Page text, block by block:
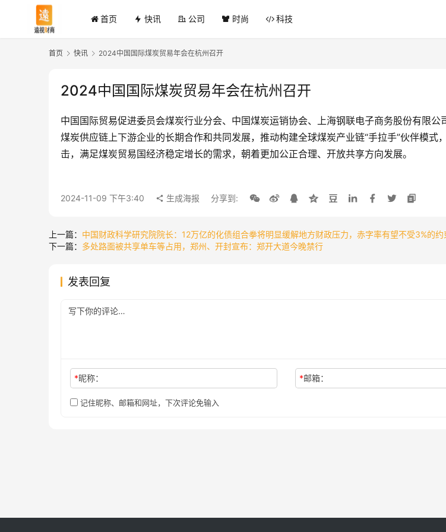
首页 快讯 公司 时尚 科技
首页 快讯 2024中国国际煤炭贸易年会在杭州召开
2024中国国际煤炭贸易年会在杭州召开
中国国际贸易促进委员会煤炭行业分会、中国煤炭运销协会、上海钢联电子商务股份有限
煤炭供应链上下游企业的长期合作和共同发展，推动构建全球煤炭产业链“手拉手”伙伴模
击，满足煤炭贸易国经济稳定增长的需求，朝着更加公正合理、开放共享方向发展。
2024-11-09 下午3:40 生成海报 分享到:
上一篇： 中国财政科学研究院院长：12万亿的化债组合拳将明显缓解地方财政压力，赤字率有望不受3%的约
下一篇： 多处路面被共享单车等占用，郑州、开封宣布：郑开大道今晚禁行
发表回复
*昵称： *邮箱：
记住昵称、邮箱和网址，下次评论免输入